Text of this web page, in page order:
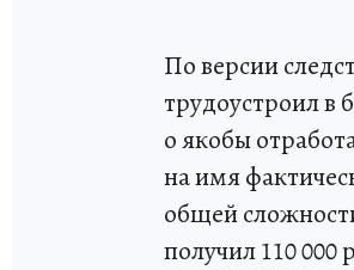
По версии
трудоустроил в
о якобы
на имя
общей
получил 110 000